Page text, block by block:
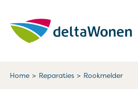
Naar hoofdinhoud
Naar hoofdnavigatiemenu
Naar zoeken
Naar de homepage
Home Reparaties Rookmelder